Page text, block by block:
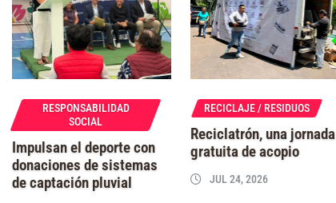
RESPONSABILIDAD
SOCIAL
Impulsan el deporte con
donaciones de sistemas
de captación pluvial
RECICLAJE / RESIDUOS
Reciclatrón, una jornada
gratuita de acopio
JUL 24, 2026